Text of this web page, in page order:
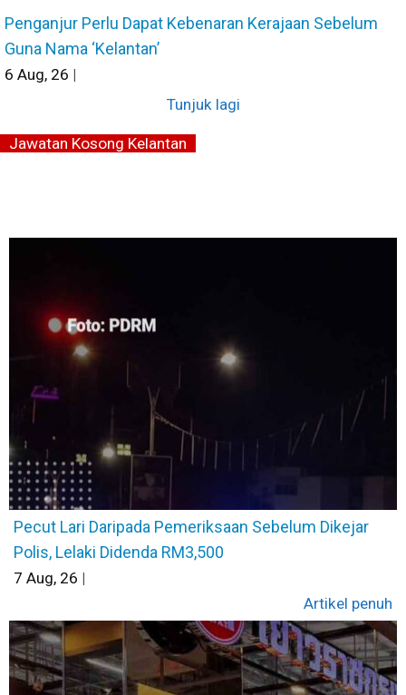
Penganjur Perlu Dapat Kebenaran Kerajaan Sebelum
Guna Nama ‘Kelantan’
6 Aug, 26 |
Tunjuk lagi
Jawatan Kosong Kelantan
Pecut Lari Daripada Pemeriksaan Sebelum Dikejar
Polis, Lelaki Didenda RM3,500
7 Aug, 26 |
Artikel penuh